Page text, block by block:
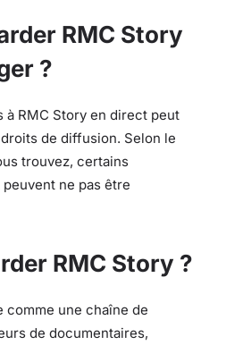
RMC Story
?
à RMC Story en direct peut
de diffusion. Selon le
trouvez, certains
ne pas être
RMC Story ?
comme une chaîne de
de documentaires,